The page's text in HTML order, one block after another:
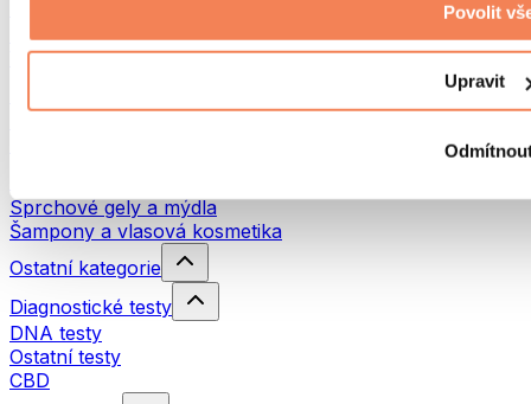
Povolit
Upravit
Red Light Therapy
Vodní filtry a konvice
Sprchové gely a mýdla
Šampony a vlasová kosmetika
Ostatní kategorie
Diagnostické testy
DNA testy
Ostatní testy
CBD